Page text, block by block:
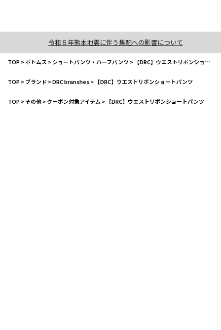
令和８年熊本地震に伴う集配への影響について
TOP>ボトムス >ショートパンツ・ハーフパンツ > 【DRC】ウエストリボンショートパンツ
TOP>ブランド >DRC branshes> 【DRC】ウエストリボンショートパンツ
TOP>その他>クーポン対象アイテム > 【DRC】ウエストリボンショートパンツ